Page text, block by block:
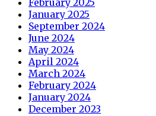
February 2025
January 2025
September 2024
June 2024
May 2024
April 2024
March 2024
February 2024
January 2024
December 2023